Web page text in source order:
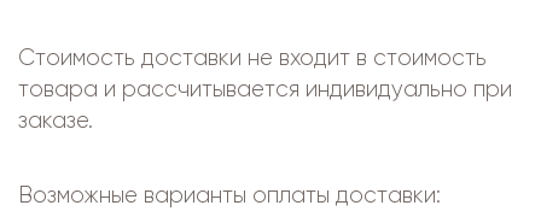
Стоимость доставки не входит в стоимость
товара и рассчитывается индивидуально при
заказе.
Возможные варианты оплаты доставки: